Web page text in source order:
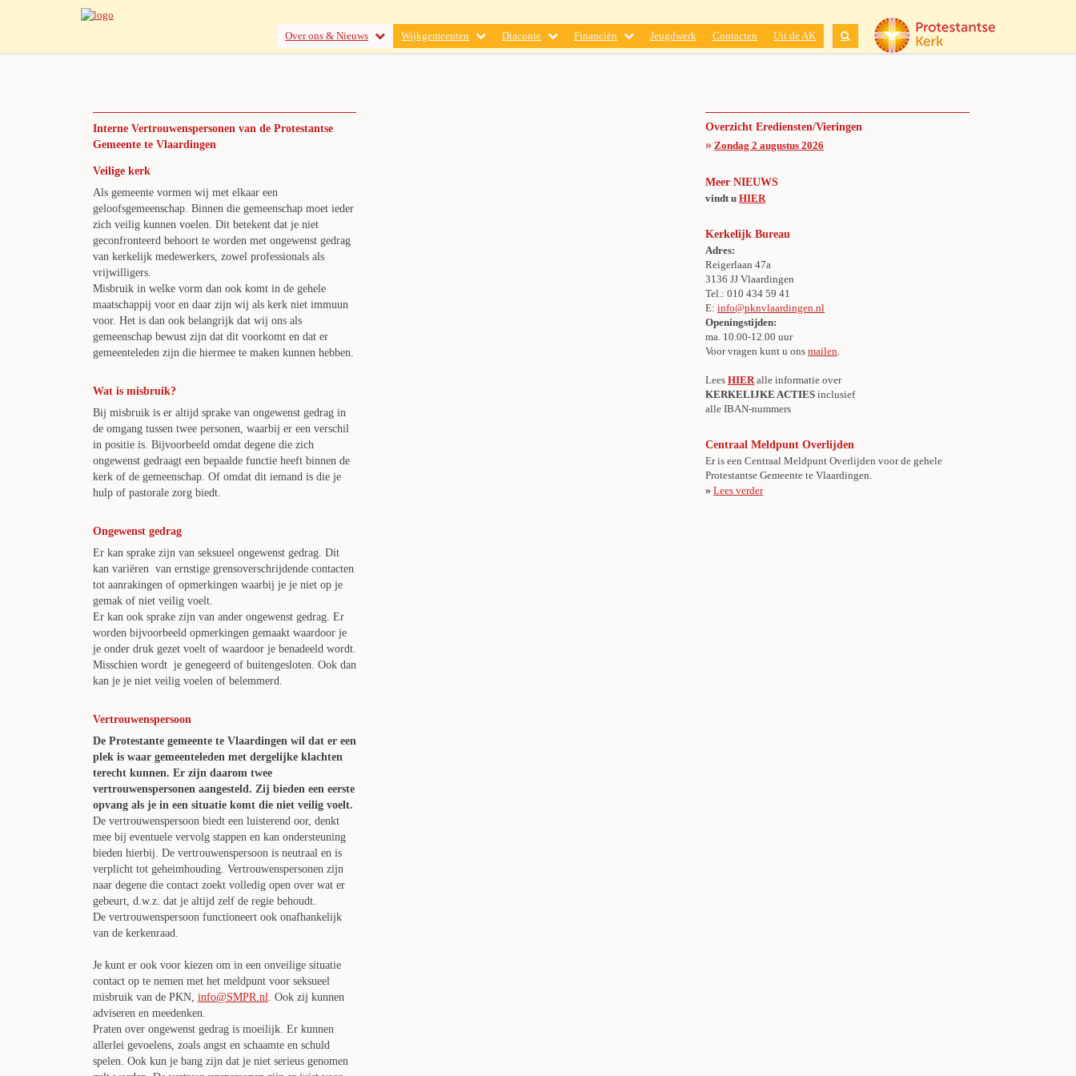
Over ons & Nieuws Wijkgemeenten Diaconie Financiën Jeugdwerk Contacten Uit de AK
Interne Vertrouwenspersonen van de Protestantse
Gemeente te Vlaardingen
Veilige kerk
Als gemeente vormen wij met elkaar een
geloofsgemeenschap. Binnen die gemeenschap moet ieder
zich veilig kunnen voelen. Dit betekent dat je niet
geconfronteerd behoort te worden met ongewenst gedrag
van kerkelijk medewerkers, zowel professionals als
vrijwilligers.
Misbruik in welke vorm dan ook komt in de gehele
maatschappij voor en daar zijn wij als kerk niet immuun
voor. Het is dan ook belangrijk dat wij ons als
gemeenschap bewust zijn dat dit voorkomt en dat er
gemeenteleden zijn die hiermee te maken kunnen hebben.
Wat is misbruik?
Bij misbruik is er altijd sprake van ongewenst gedrag in
de omgang tussen twee personen, waarbij er een verschil
in positie is. Bijvoorbeeld omdat degene die zich
ongewenst gedraagt een bepaalde functie heeft binnen de
kerk of de gemeenschap. Of omdat dit iemand is die je
hulp of pastorale zorg biedt.
Ongewenst gedrag
Er kan sprake zijn van seksueel ongewenst gedrag. Dit
kan variëren van ernstige grensoverschrijdende contacten
tot aanrakingen of opmerkingen waarbij je je niet op je
gemak of niet veilig voelt.
Er kan ook sprake zijn van ander ongewenst gedrag. Er
worden bijvoorbeeld opmerkingen gemaakt waardoor je
je onder druk gezet voelt of waardoor je benadeeld wordt.
Misschien wordt je genegeerd of buitengesloten. Ook dan
kan je je niet veilig voelen of belemmerd.
Vertrouwenspersoon
De Protestante gemeente te Vlaardingen wil dat er een
plek is waar gemeenteleden met dergelijke klachten
terecht kunnen. Er zijn daarom twee
vertrouwenspersonen aangesteld. Zij bieden een eerste
opvang als je in een situatie komt die niet veilig voelt.
De vertrouwenspersoon biedt een luisterend oor, denkt
mee bij eventuele vervolg stappen en kan ondersteuning
bieden hierbij. De vertrouwenspersoon is neutraal en is
verplicht tot geheimhouding. Vertrouwenspersonen zijn
naar degene die contact zoekt volledig open over wat er
gebeurt, d.w.z. dat je altijd zelf de regie behoudt.
De vertrouwenspersoon functioneert ook onafhankelijk
van de kerkenraad.
Je kunt er ook voor kiezen om in een onveilige situatie
contact op te nemen met het meldpunt voor seksueel
misbruik van de PKN, info@SMPR.nl. Ook zij kunnen
adviseren en meedenken.
Praten over ongewenst gedrag is moeilijk. Er kunnen
allerlei gevoelens, zoals angst en schaamte en schuld
spelen. Ook kun je bang zijn dat je niet serieus genomen
Overzicht Erediensten/Vieringen
» Zondag 2 augustus 2026
Meer NIEUWS
vindt uHIER
Kerkelijk Bureau
Adres:
Reigerlaan 47a
3136 JJ Vlaardingen
Tel.: 010 434 59 41
E:info@pknvlaardingen.nl
Openingstijden:
ma. 10.00-12.00 uur
Voor vragen kunt u onsmailen.
Lees HIER alle informatie over
KERKELIJKE ACTIESinclusief
alle IBAN-nummers
Centraal Meldpunt Overlijden
Er is een Centraal Meldpunt Overlijden voor de gehele
Protestantse Gemeente te Vlaardingen.
» Lees verder